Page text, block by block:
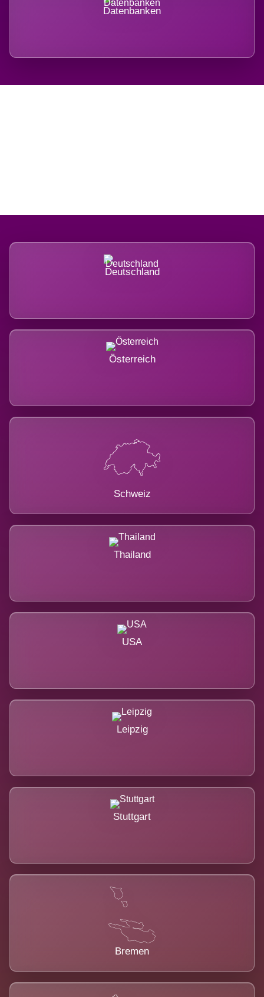
Datenbanken
Deutschland
Österreich
Schweiz
Thailand
USA
Leipzig
Stuttgart
Bremen